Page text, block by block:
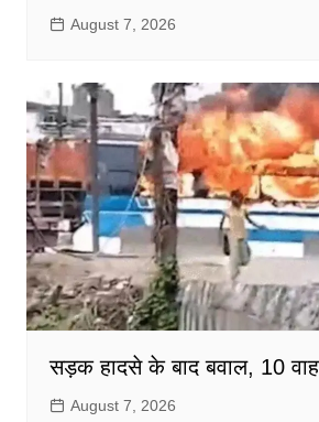
August 7, 2026
सड़क हादसे के बाद बवाल, 10
August 7, 2026